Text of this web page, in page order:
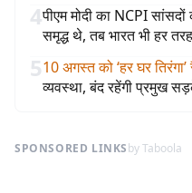
4पीएम मोदी का NCPI
समृद्ध थे, तब भारत भी हर
510 अगस्त को ‘हर घर तिरंगा’
व्यवस्था, बंद रहेंगी प्रमुख
SPONSORED LINKSby Taboola